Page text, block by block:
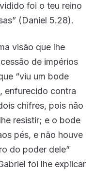
foi o teu reino
(Daniel 5.28).
visão que lhe
de impérios
“viu um bode
enfurecido contra
chifres, pois não
resistir; e o bode
pés, e não houve
do poder dele”
foi lhe explicar